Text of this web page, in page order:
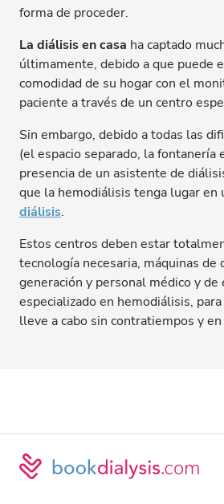
forma de proceder.
La diálisis en casa ha captado
últimamente, debido a que puede
comodidad de su hogar con el
paciente a través de un centro
Sin embargo, debido a todas las
(el espacio separado, la fontanería
presencia de un asistente de
que la hemodiálisis tenga lugar en
diálisis.
Estos centros deben estar
tecnología necesaria, máquinas
generación y personal médico y
especializado en hemodiálisis,
lleve a cabo sin contratiempos y